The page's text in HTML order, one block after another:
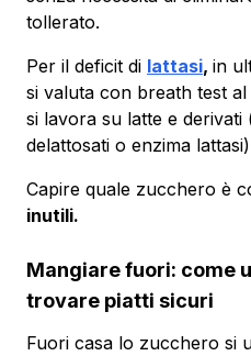
tollerato.
Per il deficit di lattasi, in
si valuta con breath test
si lavora su latte e
delattosati o enzima
Capire quale zucchero è
inutili.
Mangiare fuori: come
trovare piatti sicuri
Fuori casa lo zucchero si